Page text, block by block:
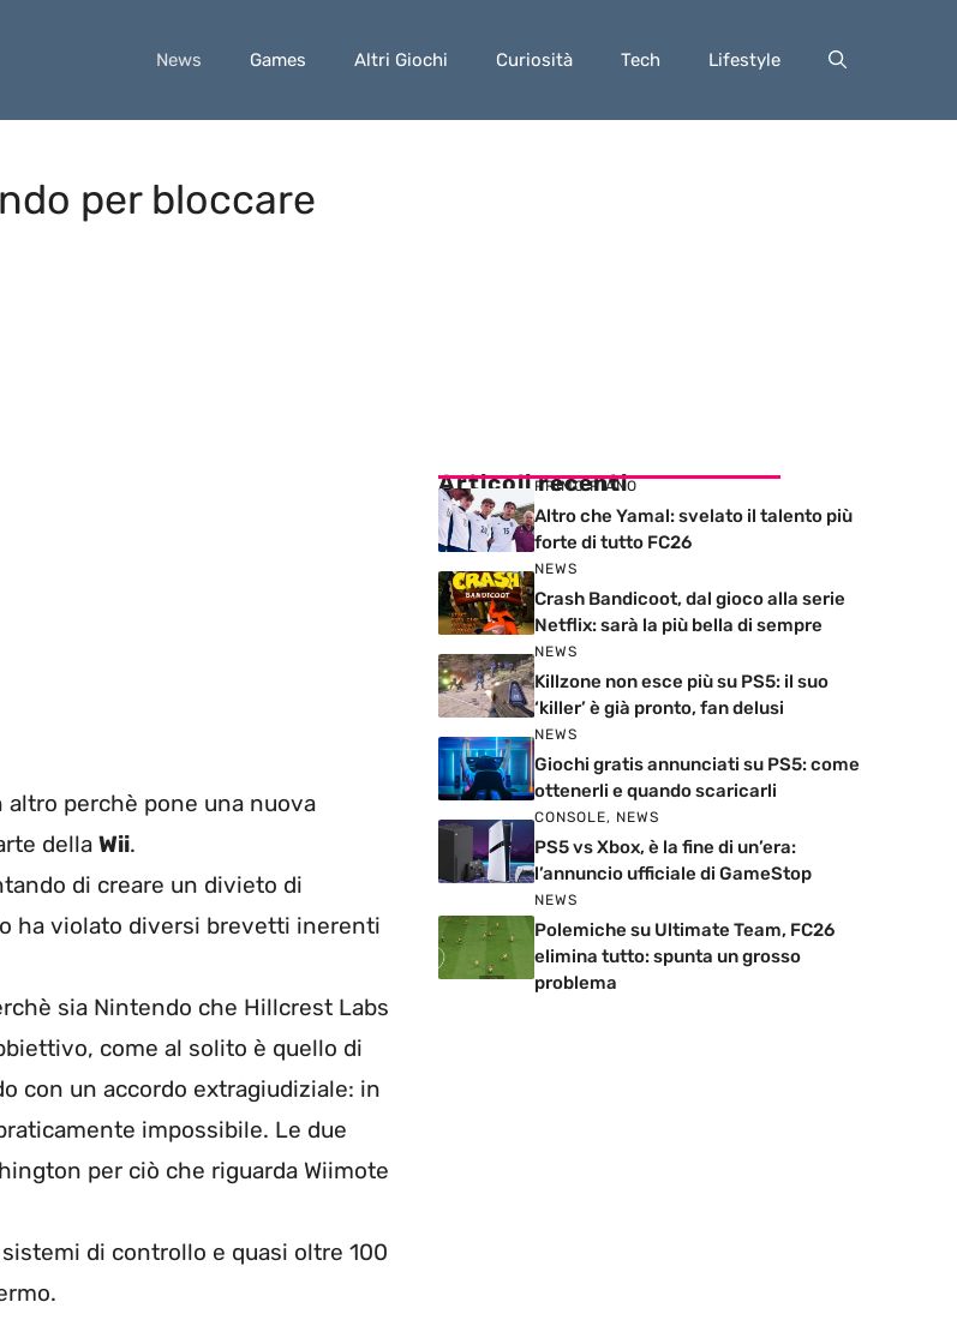
News Games Altri Giochi Curiosità Tech Lifestyle
per bloccare
perchè pone una nuova
della Wii.
di creare un divieto di
ha violato diversi brevetti inerenti
sia Nintendo che Hillcrest Labs
come al solito è quello di
con un accordo extragiudiziale: in
impossibile. Le due
per ciò che riguarda Wiimote
di controllo e quasi oltre 100
Articoli recenti
PRIMO PIANO
Altro che Yamal: svelato il talento più
forte di tutto FC26
NEWS
Crash Bandicoot, dal gioco alla serie
Netflix: sarà la più bella di sempre
NEWS
Killzone non esce più su PS5: il suo
‘killer’ è già pronto, fan delusi
NEWS
Giochi gratis annunciati su PS5: come
ottenerli e quando scaricarli
CONSOLE, NEWS
PS5 vs Xbox, è la fine di un’era:
l’annuncio ufficiale di GameStop
NEWS
Polemiche su Ultimate Team, FC26
elimina tutto: spunta un grosso
problema